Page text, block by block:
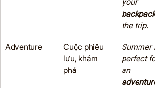
your
backpack
the trip.
Adventure
Cuộc phiêu
lưu, khám
phá
Summer
perfect for
an
adventure